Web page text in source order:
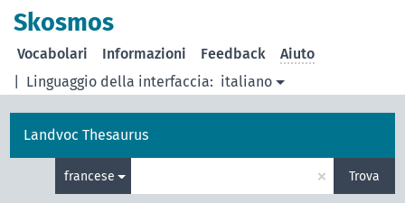
Skosmos
Linguaggio della interfaccia: italiano
Vocabolari Informazioni Feedback Aiuto
Landvoc Thesaurus
francese × Trova